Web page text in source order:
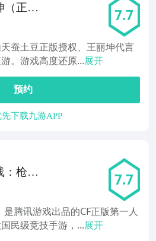
（正版
7.7
蚕土豆正版授权、王丽坤代言
。游戏高度还原...展开
预约
先下载九游APP
：枪战
7.7
是腾讯游戏出品的CF正版第一人
民级竞技手游，...展开